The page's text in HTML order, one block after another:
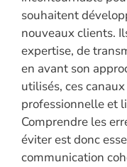
b
o
o
k
souhaitent
nouveaux clients.
expertise, de
en avant son
utilisés, ces
professionnelle et
Comprendre les
éviter est donc
communication